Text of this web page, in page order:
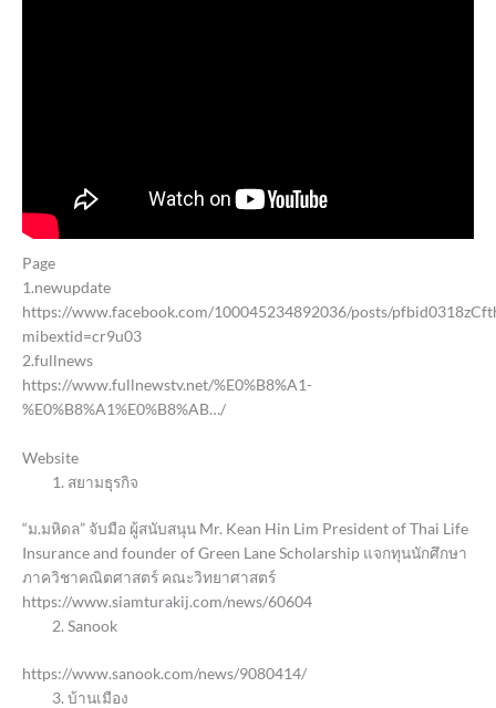
Page
1.newupdate
https://www.facebook.com/100045234892036/posts/
mibextid=cr9u03
2.fullnews
https://www.fullnewstv.net/%E0%B8%A1-
%E0%B8%A1%E0%B8%AB…/
Website
สยามธุรกิจ
“ม.มหิดล” จับมือ ผู้สนับสนุน Mr. Kean Hin Lim President of Thai Life
Insurance and founder of Green Lane Scholarship แจกทุนนักศึกษา
ภาควิชาคณิตศาสตร์ คณะวิทยาศาสตร์
https://www.siamturakij.com/news/60604
Sanook
https://www.sanook.com/news/9080414/
บ้านเมือง